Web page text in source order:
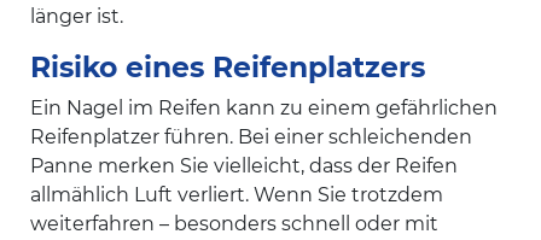
länger ist.
Risiko eines Reifenplatzers
Ein Nagel im Reifen kann zu einem gefährlichen
Reifenplatzer führen. Bei einer schleichenden
Panne merken Sie vielleicht, dass der Reifen
allmählich Luft verliert. Wenn Sie trotzdem
weiterfahren – besonders schnell oder mit